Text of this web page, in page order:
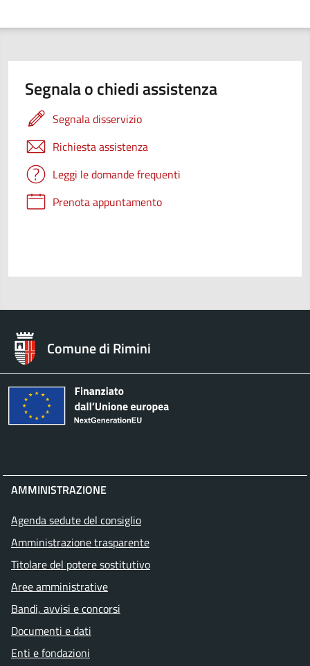
Segnala o chiedi assistenza
Segnala disservizio
Richiesta assistenza
Leggi le domande frequenti
Prenota appuntamento
Comune di Rimini
AMMINISTRAZIONE
Agenda sedute del consiglio
Amministrazione trasparente
Titolare del potere sostitutivo
Aree amministrative
Bandi, avvisi e concorsi
Documenti e dati
Enti e fondazioni